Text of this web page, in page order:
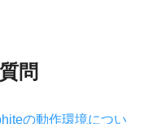
問
の動作環境につい